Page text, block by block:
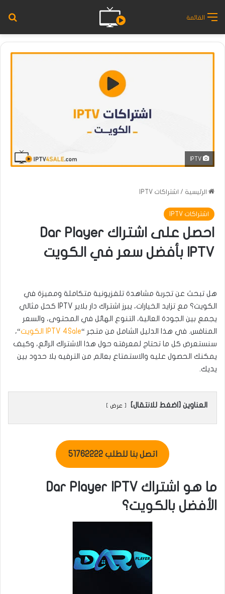
القائمة
الرئيسية / اشتراكات IPTV
اشتراكات IPTV
احصل على اشتراك Dar Player
IPTV بأفضل سعر في الكويت
هل تبحث عن تجربة مشاهدة تلفزيونية متكاملة ومميزة في
الكويت؟ مع تزايد الخيارات، يبرز اشتراك دار بلاير IPTV كحل مثالي
يجمع بين الجودة العالية، التنوع الهائل في المحتوى، والسعر
المنافس. في هذا الدليل الشامل من متجر “IPTV 4Sale الكويت
“،
سنستعرض كل ما تحتاج لمعرفته حول هذا الاشتراك الرائع، وكيف
يمكنك الحصول عليه والاستمتاع بعالم من الترفيه بلا حدود بين
يديك.
العناوين [اضغط للانتقال] عرض
اتصل بنا للطلب 51762222
ما هو اشتراك Dar Player IPTV
الأفضل بالكويت؟